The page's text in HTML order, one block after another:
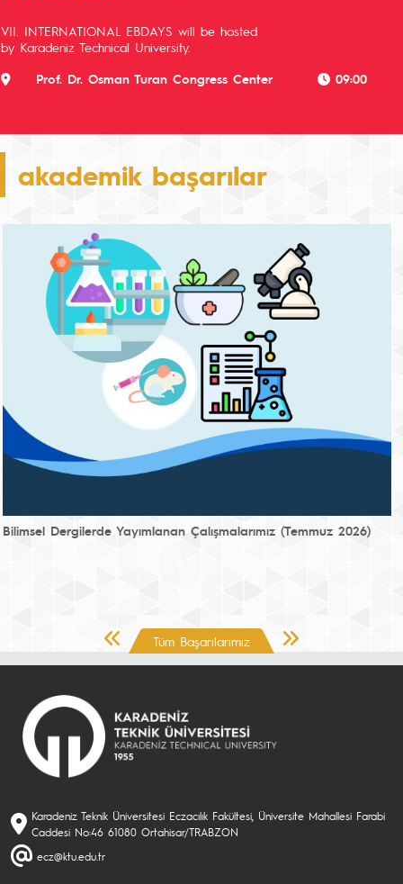
VII. INTERNATIONAL EBDAYS will be hosted
by Karadeniz Technical University.
Prof. Dr. Osman Turan Congress Center
09:00
akademik başarılar
Bilimsel Dergilerde Yayımlanan Çalışmalarımız (Temmuz 2026)
Önceki SayfaTüm Başarılarımız Sonraki Sayfa
Karadeniz Teknik Üniversitesi Eczacılık Fakültesi, Üniversite Mahallesi Farabi
Caddesi No:46 61080 Ortahisar/TRABZON
ecz@ktu.edu.tr